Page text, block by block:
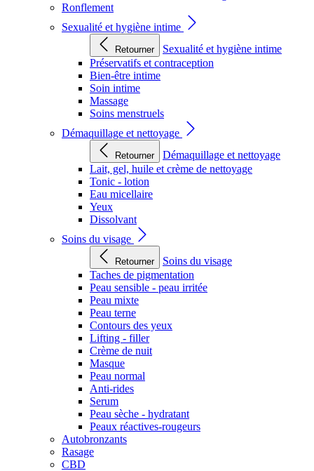
Ronflement
Sexualité et hygiène intime
Retourner
Sexualité et hygiène intime
Préservatifs et contraception
Bien-être intime
Soin intime
Massage
Soins menstruels
Démaquillage et nettoyage
Retourner
Démaquillage et nettoyage
Lait, gel, huile et crème de nettoyage
Tonic - lotion
Eau micellaire
Yeux
Dissolvant
Soins du visage
Retourner
Soins du visage
Taches de pigmentation
Peau sensible - peau irritée
Peau mixte
Peau terne
Contours des yeux
Lifting - filler
Crème de nuit
Masque
Peau normal
Anti-rides
Serum
Peau sèche - hydratant
Peaux réactives-rougeurs
Autobronzants
Rasage
CBD